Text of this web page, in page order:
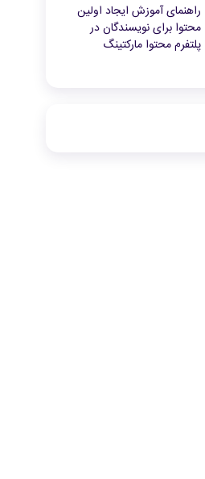
راهنمای آموزش ایجاد اولین
محتوا برای نویسندگان در
پلتفرم محتوا مارکتینگ